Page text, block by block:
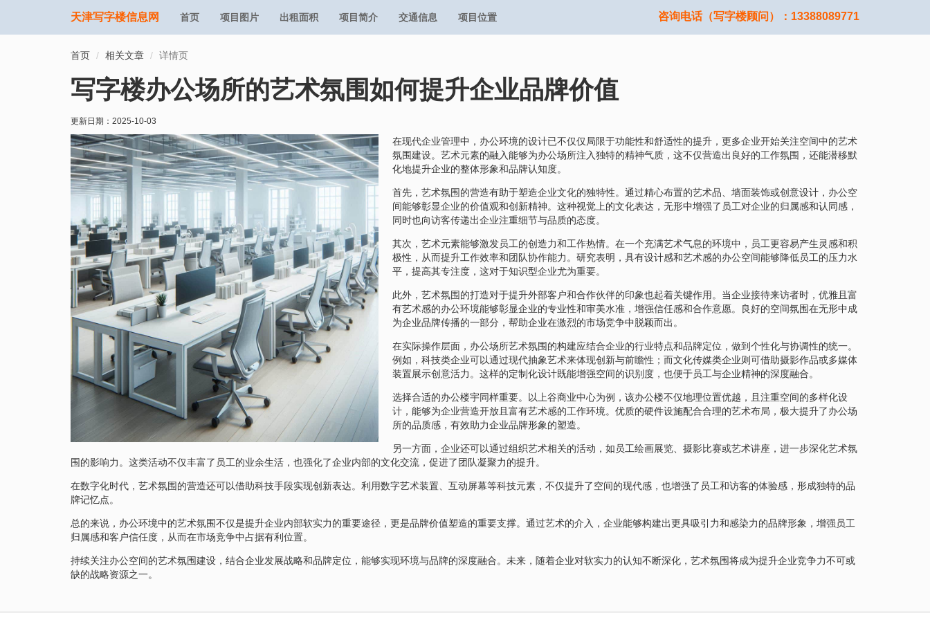
天津写字楼信息网 首页 项目图片 出租面积 项目简介 交通信息 项目位置 咨询电话（写字楼顾问）：13388089771
首页 相关文章 详情页
写字楼办公场所的艺术氛围如何提升企业品牌价值
更新日期： 2025-10-03
在现代企业管理中，办公环境的设计已不仅仅局限于功能性和舒适性的提升，更多企业开始关注空间中的艺术
氛围建设。艺术元素的融入能够为办公场所注入独特的精神气质，这不仅营造出良好的工作氛围，还能潜移默
化地提升企业的整体形象和品牌认知度。
首先，艺术氛围的营造有助于塑造企业文化的独特性。通过精心布置的艺术品、墙面装饰或创意设计，办公空
间能够彰显企业的价值观和创新精神。这种视觉上的文化表达，无形中增强了员工对企业的归属感和认同感，
同时也向访客传递出企业注重细节与品质的态度。
其次，艺术元素能够激发员工的创造力和工作热情。在一个充满艺术气息的环境中，员工更容易产生灵感和积
极性，从而提升工作效率和团队协作能力。研究表明，具有设计感和艺术感的办公空间能够降低员工的压力水
平，提高其专注度，这对于知识型企业尤为重要。
此外，艺术氛围的打造对于提升外部客户和合作伙伴的印象也起着关键作用。当企业接待来访者时，优雅且富
有艺术感的办公环境能够彰显企业的专业性和审美水准，增强信任感和合作意愿。良好的空间氛围在无形中成
为企业品牌传播的一部分，帮助企业在激烈的市场竞争中脱颖而出。
在实际操作层面，办公场所艺术氛围的构建应结合企业的行业特点和品牌定位，做到个性化与协调性的统一。
例如，科技类企业可以通过现代抽象艺术来体现创新与前瞻性；而文化传媒类企业则可借助摄影作品或多媒体
装置展示创意活力。这样的定制化设计既能增强空间的识别度，也便于员工与企业精神的深度融合。
选择合适的办公楼宇同样重要。以上谷商业中心为例，该办公楼不仅地理位置优越，且注重空间的多样化设
计，能够为企业营造开放且富有艺术感的工作环境。优质的硬件设施配合合理的艺术布局，极大提升了办公场
所的品质感，有效助力企业品牌形象的塑造。
另一方面，企业还可以通过组织艺术相关的活动，如员工绘画展览、摄影比赛或艺术讲座，进一步深化艺术氛
围的影响力。这类活动不仅丰富了员工的业余生活，也强化了企业内部的文化交流，促进了团队凝聚力的提升。
在数字化时代，艺术氛围的营造还可以借助科技手段实现创新表达。利用数字艺术装置、互动屏幕等科技元素，不仅提升了空间的现代感，也增强了员工和访客的体验感，形成独特的品
牌记忆点。
总的来说，办公环境中的艺术氛围不仅是提升企业内部软实力的重要途径，更是品牌价值塑造的重要支撑。通过艺术的介入，企业能够构建出更具吸引力和感染力的品牌形象，增强员工
归属感和客户信任度，从而在市场竞争中占据有利位置。
持续关注办公空间的艺术氛围建设，结合企业发展战略和品牌定位，能够实现环境与品牌的深度融合。未来，随着企业对软实力的认知不断深化，艺术氛围将成为提升企业竞争力不可或
缺的战略资源之一。